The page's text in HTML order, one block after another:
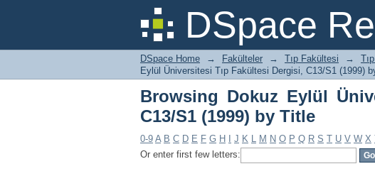
DSpace
Browsing Dokuz Eylül
DSpace Home → Fakülteler → Tıp Fakültesi →
Eylül Üniversitesi Tıp Fakültesi Dergisi, C13/S1 (1999)
Browsing Dokuz Eylül
C13/S1 (1999) by Title
0-9 A B C D E F G H J K L M N O P Q R S T U V W X
Or enter first few letters: